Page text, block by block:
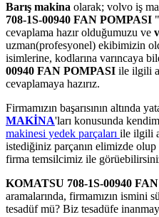
Barış makina olarak; volvo iş
708-1S-00940 FAN POMPASI
cevaplama hazır olduğumuzu ve
uzman(profesyonel) ekibimizin
isimlerine, kodlarına varıncaya
00940 FAN POMPASI ile ilgili
cevaplamaya hazırız.
Firmamızın başarısının altında
MAKİNA'ları konusunda
makinesi yedek parçaları ile ilgili
istediğiniz parçanın elimizde olup
firma temsilcimiz ile
KOMATSU 708-1S-00940
aramalarında, firmamızın ismini
tesadüf mü? Biz tesadüfe